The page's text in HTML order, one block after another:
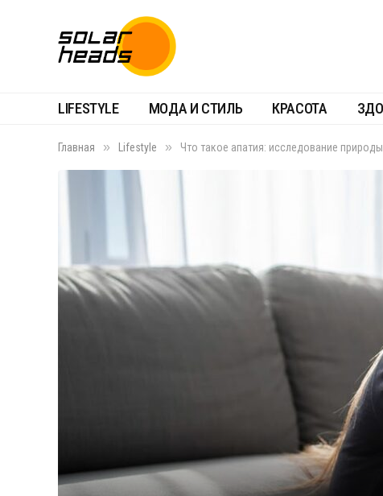
LIFESTYLE МОДА И СТИЛЬ КРАСОТА
Главная » Lifestyle » Что такое апатия: исследование